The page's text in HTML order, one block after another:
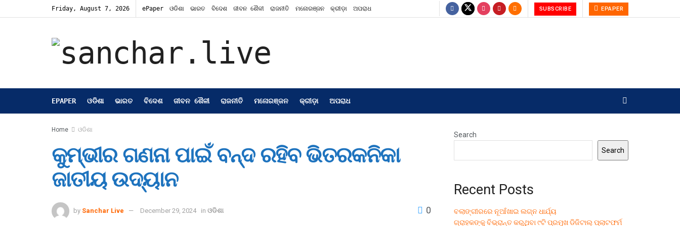
Friday, August 7, 2026 ePaper ଓଡିଶା ଭାରତ ବିଦେଶ ଜୀବନ ଶୈଳୀ ରାଜନୀତି ମନୋରଞ୍ଜନ କ୍ରୀଡ଼ା ଅପରାଧ SUBSCRIBE EPAPER
EPAPER ଓଡିଶା ଭାରତ ବିଦେଶ ଜୀବନ ଶୈଳୀ ରାଜନୀତି ମନୋରଞ୍ଜନ କ୍ରୀଡ଼ା ଅପରାଧ
Home ଓଡିଶା
କୁମ୍ଭୀର ଗଣନା ପାଇଁ ବନ୍ଦ ରହିବ ଭିତରକନିକା
ଜାତୀୟ ଉଦ୍ୟାନ
by Sanchar Live December 29, 2024 in ଓଡିଶା 0
Search
Search
Recent Posts
ବଲାଙ୍ଗୀରରେ ନୂଆଁଖାଇ ଲଗ୍ନ ଧାର୍ଯ୍ୟ
ଗ୍ରାହକଙ୍କୁ ବିଭ୍ରାନ୍ତ କରୁଥିବା ୯ଟି ପ୍ରମୁଖ ଡିଜିଟାଲ୍ ପ୍ଲାଟଫର୍ମ